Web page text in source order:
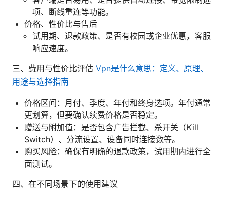
项、断线重连等功能。
价格、性价比与售后
试用期、退款政策、是否有校园或企业优惠，客服
响应速度。
三、费用与性价比评估 Vpn是什么意思：定义、原理、
用途与选择指南
价格区间：月付、季度、年付和终身选项。年付通常
更划算，但要确认续费价格是否稳定。
赠送与附加值：是否包含广告拦截、杀开关（Kill
Switch）、分流设置、设备同时连接数等。
购买风险：确保有明确的退款政策，试用期内进行全
面测试。
四、在不同场景下的使用建议